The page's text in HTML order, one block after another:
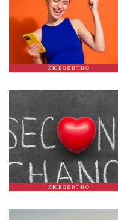
ЛЮБОПИТНО
ЛЮБОПИТНО